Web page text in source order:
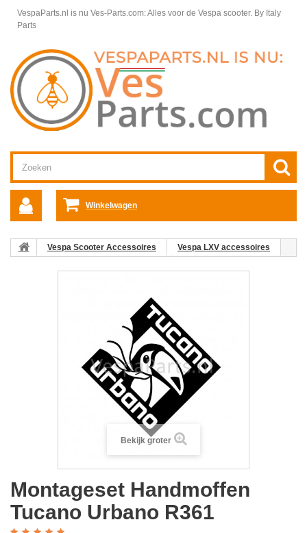
VespaParts.nl is nu Ves-Parts.com: Alles voor de Vespa scooter. By Italy
Parts
Winkelwagen
Vespa Scooter Accessoires
Vespa LXV accessoires
Bekijk groter
Montageset Handmoffen
Tucano Urbano R361